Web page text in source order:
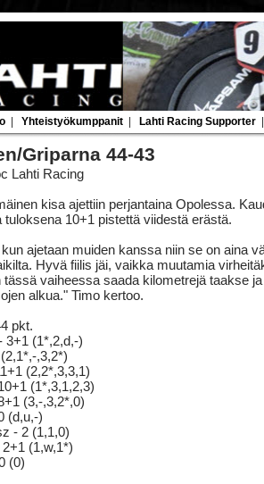
Yhteistyökumppanit Lahti Racing Supporter
Griparna 44-43
Lahti Racing
kisa ajettiin perjantaina Opolessa.
tuloksena 10+1 pistettä viidestä erästä.
ajetaan muiden kanssa niin se on aina
Hyvä fiilis jäi, vaikka muutamia
vaiheessa saada kilometrejä taakse
alkua." Timo kertoo.
pkt.
3+1 (1*,2,d,-)
,3,2*)
(2,2*,3,3,1)
(1*,3,1,2,3)
(3,-,3,2*,0)
(d,u,-)
- 2 (1,1,0)
(1,w,1*)
(0)